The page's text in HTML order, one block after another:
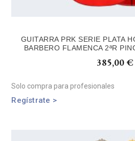
GUITARRA PRK SERIE PLATA
BARBERO FLAMENCA 2ªR
385,00€
Solo compra para profesionales
Regístrate >